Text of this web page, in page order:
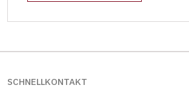
SCHNELLKONTAKT